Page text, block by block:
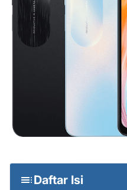
Daftar Isi